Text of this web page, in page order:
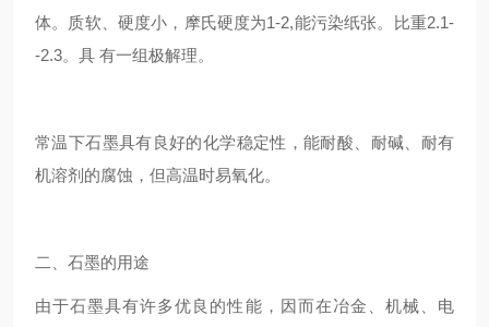
体。质软、硬度小，摩氏硬度为1-2,能污染纸张。比重2.1-
-2.3。具 有一组极解理。
常温下石墨具有良好的化学稳定性，能耐酸、耐碱、耐有
机溶剂的腐蚀，但高温时易氧化。
二、石墨的用途
由于石墨具有许多优良的性能，因而在冶金、机械、电